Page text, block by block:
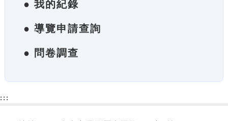
● 我的紀錄
● 導覽申請查詢
● 問卷調查
:::